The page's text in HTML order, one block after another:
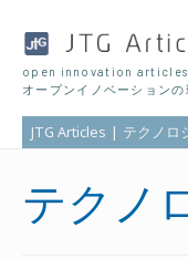
open innovation
オープンイノベーションの
JTG Articles テクノロ
テクノ